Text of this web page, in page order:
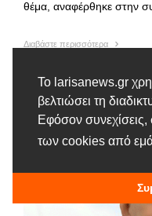
Το larisanews.gr
βελτιώσει τη
Εφόσον
των cookies από
θέμα, αναφέρθηκε στην
Διαβάστε περισσότερα